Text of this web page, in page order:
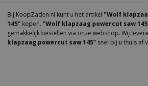
Bij KoopZaden.nl kunt u het artikel "Wolf
145" kopen. "Wolf klapzaag powercut saw
gemakkelijk bestellen via onze webshop. Wij
klapzaag powercut saw 145" snel bij u thuis af